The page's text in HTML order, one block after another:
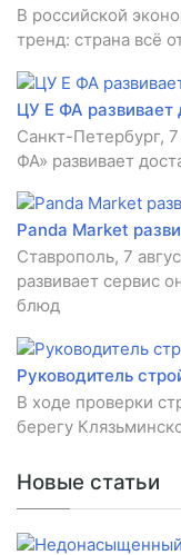
В российской
тренд: страна всё
ЦУ Е ФА развивает
Санкт-Петербург,
ФА» развивает
Panda Market
Ставрополь, 7
развивает сервис
блюд
Руководитель
В ходе проверки
берегу
Новые статьи